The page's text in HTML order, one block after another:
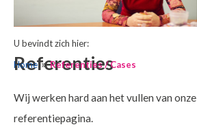
U bevindt zich hier:
Home
Referenties / Cases
Referenties
Wij werken hard aan het vullen van onze
referentiepagina.